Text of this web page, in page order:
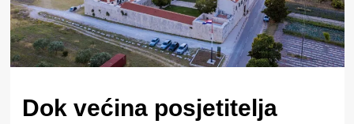
Dok većina posjetitelja